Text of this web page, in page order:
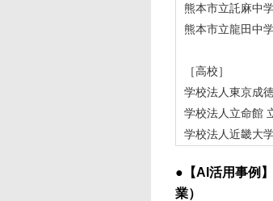
熊本市立託麻中
熊本市立龍田中
［高校］
学校法人東京成
学校法人立命館
学校法人近畿大
●【AI活用事例
業）